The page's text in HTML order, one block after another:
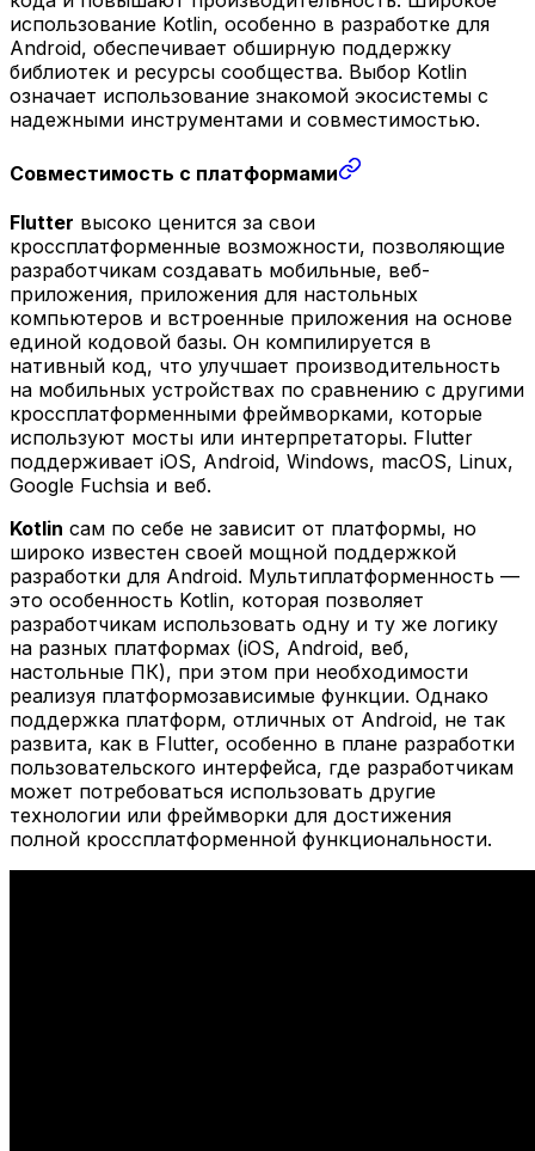
использование Kotlin, особенно в разработке для
Android, обеспечивает обширную поддержку
библиотек и ресурсы сообщества. Выбор Kotlin
означает использование знакомой экосистемы с
надежными инструментами и совместимостью.
Совместимость с платформами
Flutter высоко ценится за свои
кроссплатформенные возможности, позволяющие
разработчикам создавать мобильные, веб-
приложения, приложения для настольных
компьютеров и встроенные приложения на основе
единой кодовой базы. Он компилируется в
нативный код, что улучшает производительность
на мобильных устройствах по сравнению с другими
кроссплатформенными фреймворками, которые
используют мосты или интерпретаторы. Flutter
поддерживает iOS, Android, Windows, macOS, Linux,
Google Fuchsia и веб.
Kotlin сам по себе не зависит от платформы, но
широко известен своей мощной поддержкой
разработки для Android. Мультиплатформенность —
это особенность Kotlin, которая позволяет
разработчикам использовать одну и ту же логику
на разных платформах (iOS, Android, веб,
настольные ПК), при этом при необходимости
реализуя платформозависимые функции. Однако
поддержка платформ, отличных от Android, не так
развита, как в Flutter, особенно в плане разработки
пользовательского интерфейса, где разработчикам
может потребоваться использовать другие
технологии или фреймворки для достижения
полной кроссплатформенной функциональности.